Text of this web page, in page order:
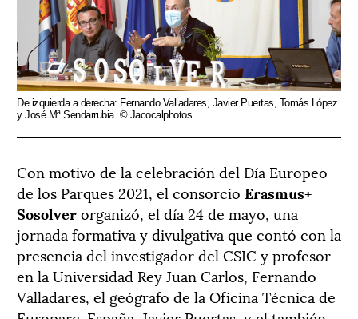
De izquierda a derecha: Fernando Valladares, Javier Puertas, Tomás López
y José Mª Sendarrubia. © Jacocalphotos
Con motivo de la celebración del Día Europeo
de los Parques 2021, el consorcio Erasmus+
Sosolverorganizó, el día 24 de mayo, una
jornada formativa y divulgativa que contó con la
presencia del investigador del CSIC y profesor
en la Universidad Rey Juan Carlos, Fernando
Valladares, el geógrafo de la Oficina Técnica de